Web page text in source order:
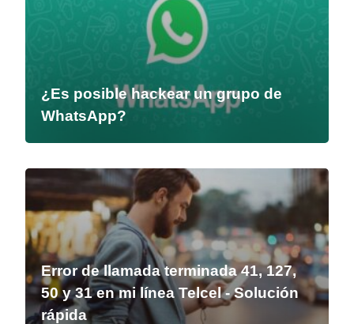
¿Es posible hackear un grupo de
WhatsApp?
Error de llamada terminada 41, 127,
50 y 31 en mi línea Telcel - Solución
rápida